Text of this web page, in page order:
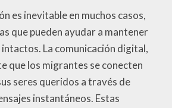
es inevitable en muchos casos,
que pueden ayudar a mantener
La comunicación digital,
que los migrantes se conecten
seres queridos a través de
instantáneos. Estas